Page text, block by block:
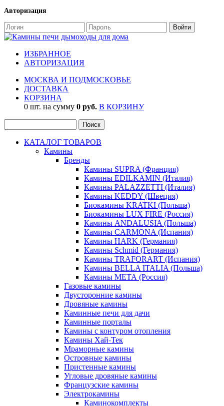
Авторизация
ИЗБРАННОЕ
АВТОРИЗАЦИЯ
МОСКВА И ПОДМОСКОВЬЕ
ДОСТАВКА
КОРЗИНА
0 шт. на сумму 0 руб. В КОРЗИНУ
КАТАЛОГ ТОВАРОВ
Камины
Бренды
Камины SUPRA (Франция)
Камины EDILKAMIN (Италия)
Камины PALAZZETTI (Италия)
Камины KEDDY (Швеция)
Биокамины KRATKI (Польша)
Биокамины LUX FIRE (Россия)
Камины ANDALUSIA (Польша)
Камины CARMONA (Испания)
Камины HARK (Германия)
Камины Schmid (Германия)
Камины TRAFORART (Испания)
Камины BELLA ITALIA (Польша)
Камины МЕТА (Россия)
Газовые камины
Двусторонние камины
Дровяные камины
Каминные печи для дачи
Каминные порталы
Камины с контуром отопления
Камины Хай-Тек
Мраморные камины
Островные камины
Пристенные камины
Угловые дровяные камины
Французские камины
Электрокамины
Каминокомплекты